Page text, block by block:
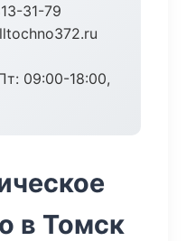
31-79
09:00-18:00,
в Томск